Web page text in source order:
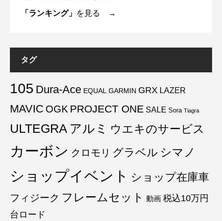
「ランキング」 を見る →
タグ
105 Dura-Ace EQUAL GARMIN GRX LAZER
MAVIC OGK PROJECT ONE SALE Sora Tiagra
ULTEGRA アルミ ウエキのサービス
カーボン クロモリ グラベル シマノ
ショップイベント ショップ在庫車
フィジーク フレームセット 動画 税込10万円
台ロード